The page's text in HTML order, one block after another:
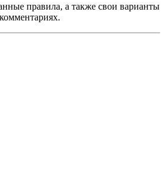
правила, а также свои варианты